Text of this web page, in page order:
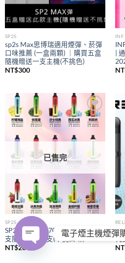
SP2S
sp2s Max思博瑞適用煙彈、菸彈
口味推薦 (一盒兩顆) ｜購買五盒
隨機贈送一支主機(不挑色)
NT$300
INF
|
Add to
wishlist
已售完
SP2S
SP2S拋棄式
7000口｜購買五
支隨機贈送一支(不挑口味)
NT$280
代
電子煙主機煙彈